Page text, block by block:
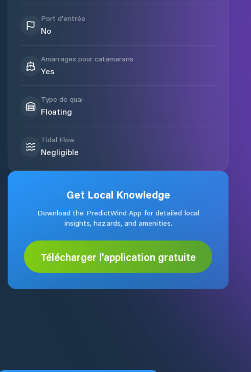
Port d'entrée
No
Amarrages pour catamarans
Yes
Type de quai
Floating
Tidal Flow
Negligible
Get Local Knowledge
Download the PredictWind App for detailed local
insights, hazards, and amenities.
Télécharger l'application gratuite